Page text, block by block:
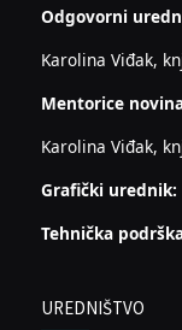
Odgovorni
Karolina Viđak,
Mentorice
Karolina Viđak,
Grafički urednik:
Tehnička
UREDNIŠTVO